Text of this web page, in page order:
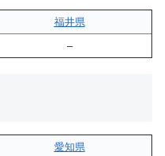
福井県
–
愛知県